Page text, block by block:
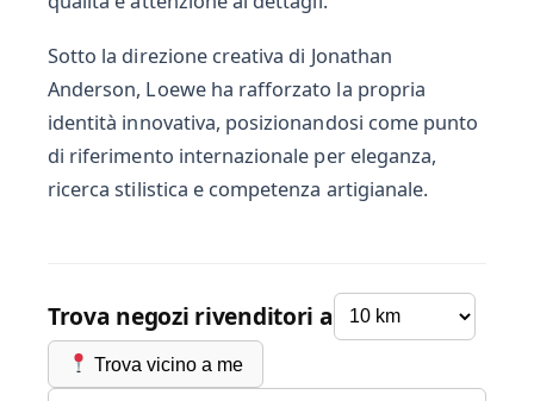
Sotto la direzione creativa di Jonathan
Anderson, Loewe ha rafforzato la propria
identità innovativa, posizionandosi come punto
di riferimento internazionale per eleganza,
ricerca stilistica e competenza artigianale.
Trova negozi rivenditori a
Trova vicino a me